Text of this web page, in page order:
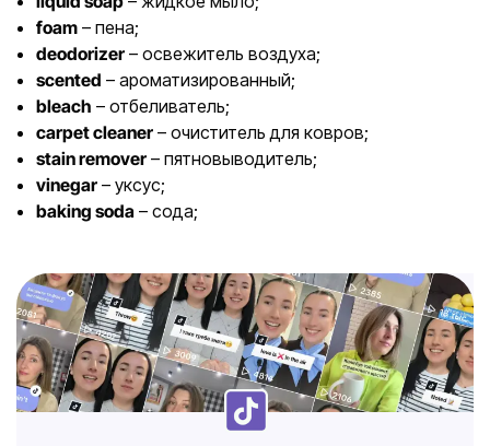
foam – пена;
deodorizer – освежитель воздуха;
scented – ароматизированный;
bleach – отбеливатель;
carpet cleaner – очиститель для ковров;
stain remover – пятновыводитель;
vinegar – уксус;
baking soda – сода;